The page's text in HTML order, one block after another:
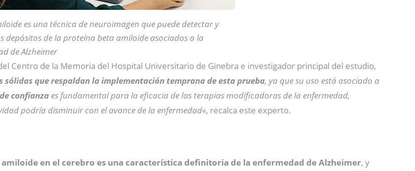
es una técnica de neuroimagen que puede detectar y
depósitos de la proteína beta amiloide asociados a la
de Alzheimer
Centro de la Memoria del Hospital Universitario de Ginebra e investigador principal del estudio,
sólidas que respaldan la implementación temprana de esta prueba, ya que su uso está asociado a
confianza es fundamental para la eficacia de las terapias modificadoras de la enfermedad,
podría disminuir con el avance de la enfermedad«, recalca este experto.
en el cerebro es una característica definitoria de la enfermedad de Alzheimer, y